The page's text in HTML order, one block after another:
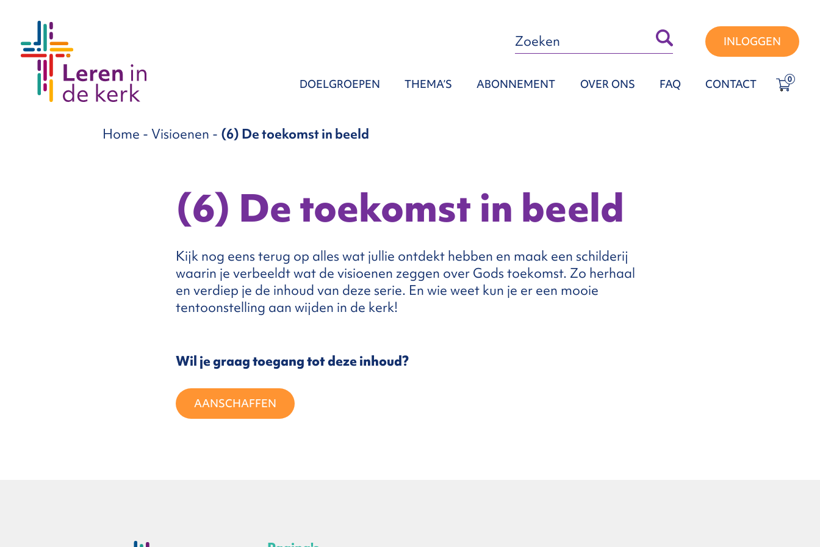
INLOGGEN
DOELGROEPEN THEMA’S ABONNEMENT OVER ONS FAQ CONTACT 0
Home - Visioenen - (6) De toekomst in beeld
(6) De toekomst in beeld
Kijk nog eens terug op alles wat jullie ontdekt hebben en maak een schilderij
waarin je verbeeldt wat de visioenen zeggen over Gods toekomst. Zo herhaal
en verdiep je de inhoud van deze serie. En wie weet kun je er een mooie
tentoonstelling aan wijden in de kerk!
Wil je graag toegang tot deze inhoud?
AANSCHAFFEN